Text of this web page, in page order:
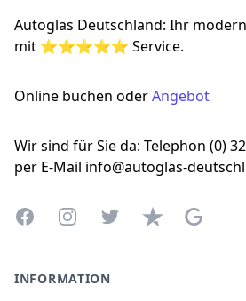
Autoglas Deutschland: Ihr
mit ⭐⭐⭐⭐⭐ Service.
Online buchen oderAngebot
Wir sind für Sie da: Telephon (0)
per E-Mail info@autoglas-
FacebookInstagramTwitterTrustpilotGoogle
INFORMATION